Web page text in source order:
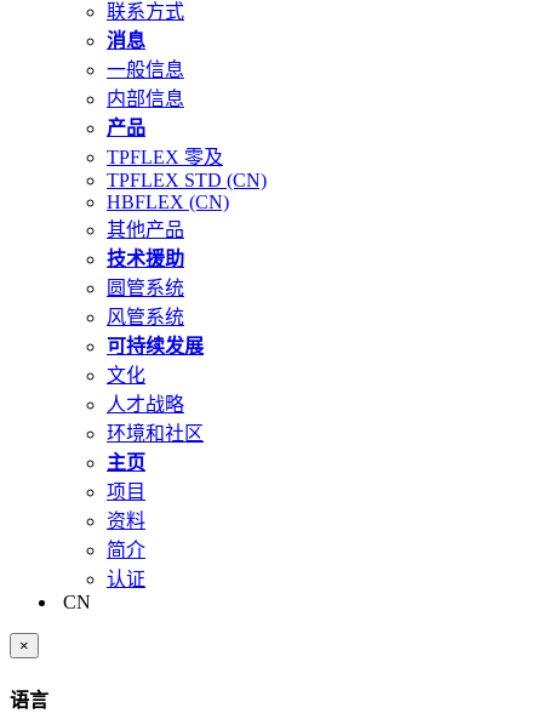
联系方式
消息
一般信息
内部信息
产品
TPFLEX 零及
TPFLEX STD (CN)
HBFLEX (CN)
其他产品
技术援助
圆管系统
风管系统
可持续发展
文化
人才战略
环境和社区
主页
项目
资料
简介
认证
CN
×
语言